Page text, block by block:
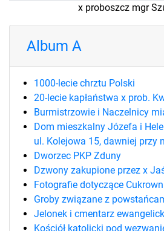
x proboszcz mgr
Album A
1000-lecie chrztu Polski
20-lecie kapłaństwa x prob.
Burmistrzowie i Naczelnicy
Dom mieszkalny Józefa i
ul. Kolejowa 15, dawniej przy
Dworzec PKP Zduny
Dzwony zakupione przez x
Fotografie dotyczące
Groby związane z
Jelonek i cmentarz
Kościół katolicki pod